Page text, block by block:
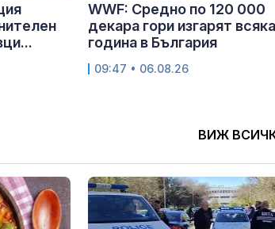
WWF: Средно по 120 000
декара гори изгарят всяка
година в България
09:47 • 06.08.26
ВИЖ